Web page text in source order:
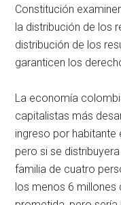
Constitución
la distribución de los
distribución de los
garanticen los
La economía
capitalistas más
ingreso por habitante
pero si se
familia de cuatro
los menos 6 millones